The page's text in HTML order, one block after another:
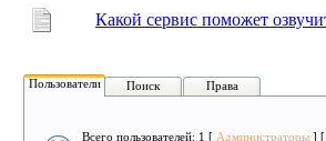
Какой сервис поможет
Пользователи Поиск Права
Всего пользователей: 1 [ Администраторы ]